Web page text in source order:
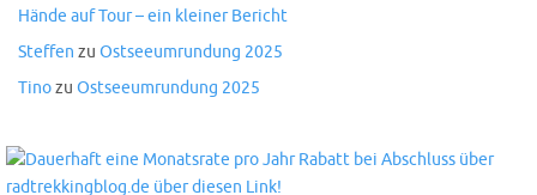
Hände auf Tour – ein kleiner Bericht
Steffen zu Ostseeumrundung 2025
Tinozu Ostseeumrundung 2025